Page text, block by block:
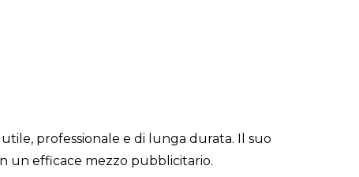
professionale e di lunga durata. Il suo
un efficace mezzo pubblicitario.